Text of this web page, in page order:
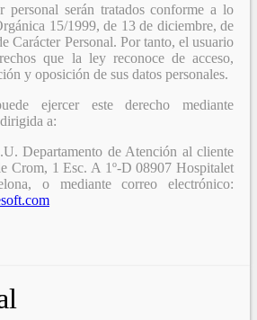
personal serán tratados conforme a lo
15/1999, de 13 de diciembre, de
Carácter Personal. Por tanto, el usuario
que la ley reconoce de acceso,
y oposición de sus datos personales.
ejercer este derecho mediante
a:
Departamento de Atención al cliente
Crom, 1 Esc. A 1º-D 08907 Hospitalet
o mediante correo electrónico: